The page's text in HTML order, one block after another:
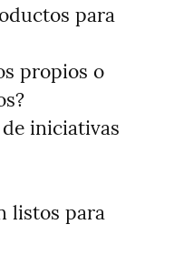
para
propios o
de iniciativas
listos para